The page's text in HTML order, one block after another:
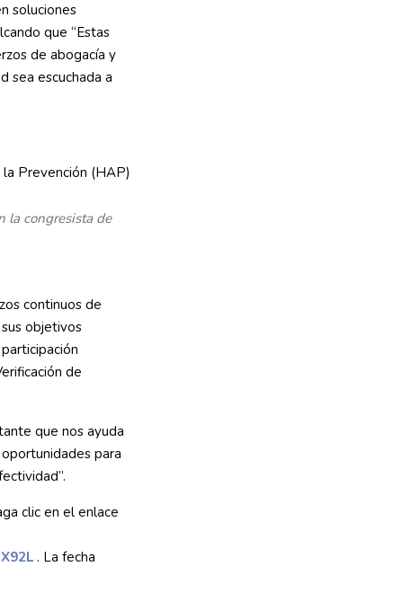
soluciones
que “Estas
de abogacía y
sea escuchada a
la congresista de
continuos de
objetivos
de
que nos ayuda
para
clic en el enlace
. La fecha